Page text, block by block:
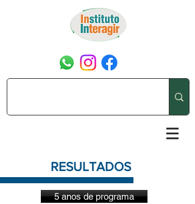
RESULTADOS
5 anos de programa